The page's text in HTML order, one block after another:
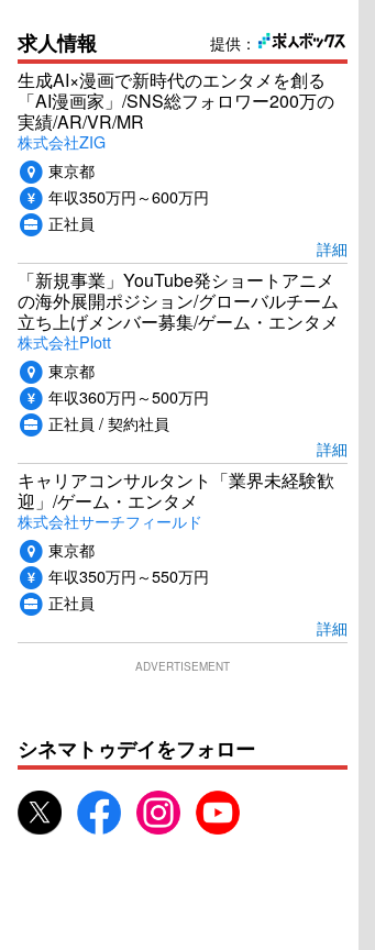
提供：
求人情報
生成AI×漫画で新時代のエンタメを創る
「AI漫画家」/SNS総フォロワー200万の
実績/AR/VR/MR
株式会社ZIG
東京都
年収350万円～600万円
正社員
詳細
「新規事業」YouTube発ショートアニメ
の海外展開ポジション/グローバルチーム
立ち上げメンバー募集/ゲーム・エンタメ
株式会社Plott
東京都
年収360万円～500万円
正社員 / 契約社員
詳細
キャリアコンサルタント「業界未経験歓
迎」/ゲーム・エンタメ
株式会社サーチフィールド
東京都
年収350万円～550万円
正社員
詳細
ADVERTISEMENT
シネマトゥデイをフォロー